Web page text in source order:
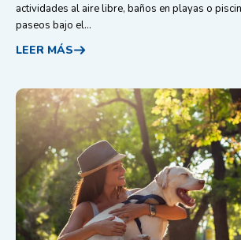
actividades al aire libre, baños en playas o
paseos bajo el...
LEER MÁS